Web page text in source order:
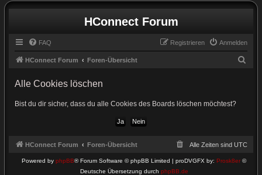
HConnect Forum
FAQ Anmelden
Registrieren
HConnect Forum Foren-Übersicht
Alle Cookies löschen
Bist du dir sicher, dass du alle Cookies des Boards löschen möchtest?
HConnect Forum Foren-Übersicht Alle Zeiten sind UTC
Powered by phpBB® Forum Software © phpBB Limited | proDVGFX by: Prosk8er ©
Deutsche Übersetzung durch phpBB.de